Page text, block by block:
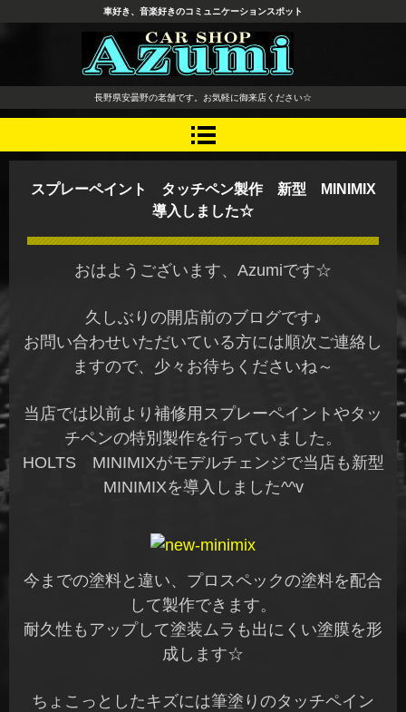
長野県 安曇野市 タイヤ ホ
イール デッドニング カーオ
ーディオ レカロシート
車好き、音楽好きのコミュニケーションスポット
長野県安曇野の老舗です。お気軽に御来店ください☆
スプレーペイント タッチペン製作 新型 MINIMIX
導入しました☆
おはようございます、Azumiです☆
久しぶりの開店前のブログです♪
お問い合わせいただいている方には順次ご連絡し
ますので、少々お待ちくださいね～
当店では以前より補修用スプレーペイントやタッ
チペンの特別製作を行っていました。
HOLTS MINIMIXがモデルチェンジで当店も新型
MINIMIXを導入しました^^v
今までの塗料と違い、プロスペックの塗料を配合
して製作できます。
耐久性もアップして塗装ムラも出にくい塗膜を形
成します☆
ちょこっとしたキズには筆塗りのタッチペイン